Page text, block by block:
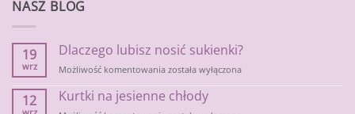
NASZ BLOG
19
wrz
Dlaczego lubisz nosić sukienki?
Możliwość komentowania Dlaczego
nosić
została wyłączona
12 Kurtki na jesienne chłody